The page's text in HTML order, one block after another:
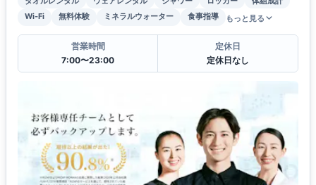
Wi-Fi
無料体験 ミネラルウォーター 食事指導 もっと見る
営業時間
7:00〜23:00
定休日
定休日なし